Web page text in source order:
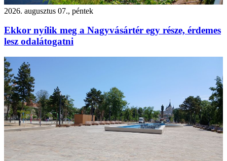
2026. augusztus 07., péntek
Ekkor nyílik meg a Nagyvásártér egy része, érdemes
lesz odalátogatni